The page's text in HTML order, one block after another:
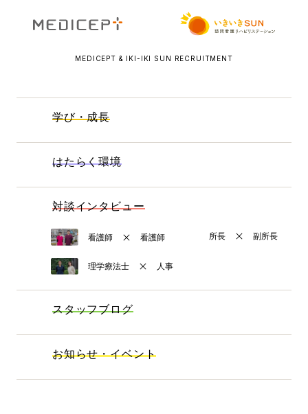
MEDICEPT & IKI-IKI SUN RECRUITMENT
学び・成長
はたらく環境
対談インタビュー
看護師 看護師 所長 副所長
理学療法士 人事
スタッフブログ
お知らせ・イベント